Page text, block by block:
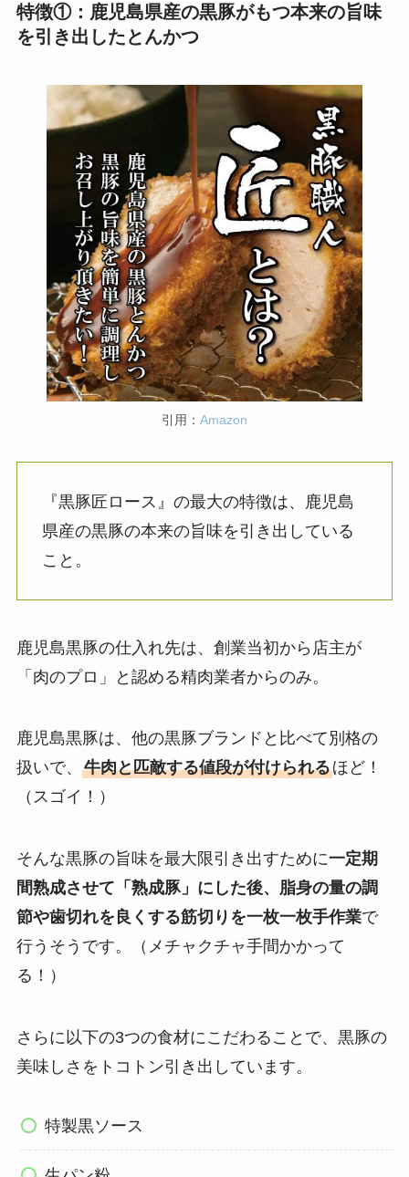
特徴①：鹿児島県産の黒豚がもつ本来の旨味
を引き出したとんかつ
引用： Amazon
『黒豚匠ロース』の最大の特徴は、鹿児島
県産の黒豚の本来の旨味を引き出している
こと。
鹿児島黒豚の仕入れ先は、創業当初から店主が
「肉のプロ」と認める精肉業者からのみ。
鹿児島黒豚は、他の黒豚ブランドと比べて別格の
扱いで、 牛肉と匹敵する値段が付けられるほど！
（スゴイ！）
そんな黒豚の旨味を最大限引き出すために一定期
間熟成させて「熟成豚」にした後、脂身の量の調
節や歯切れを良くする筋切りを一枚一枚手作業で
行うそうです。（メチャクチャ手間かかって
る！）
さらに以下の3つの食材にこだわることで、黒豚の
美味しさをトコトン引き出しています。
特製黒ソース